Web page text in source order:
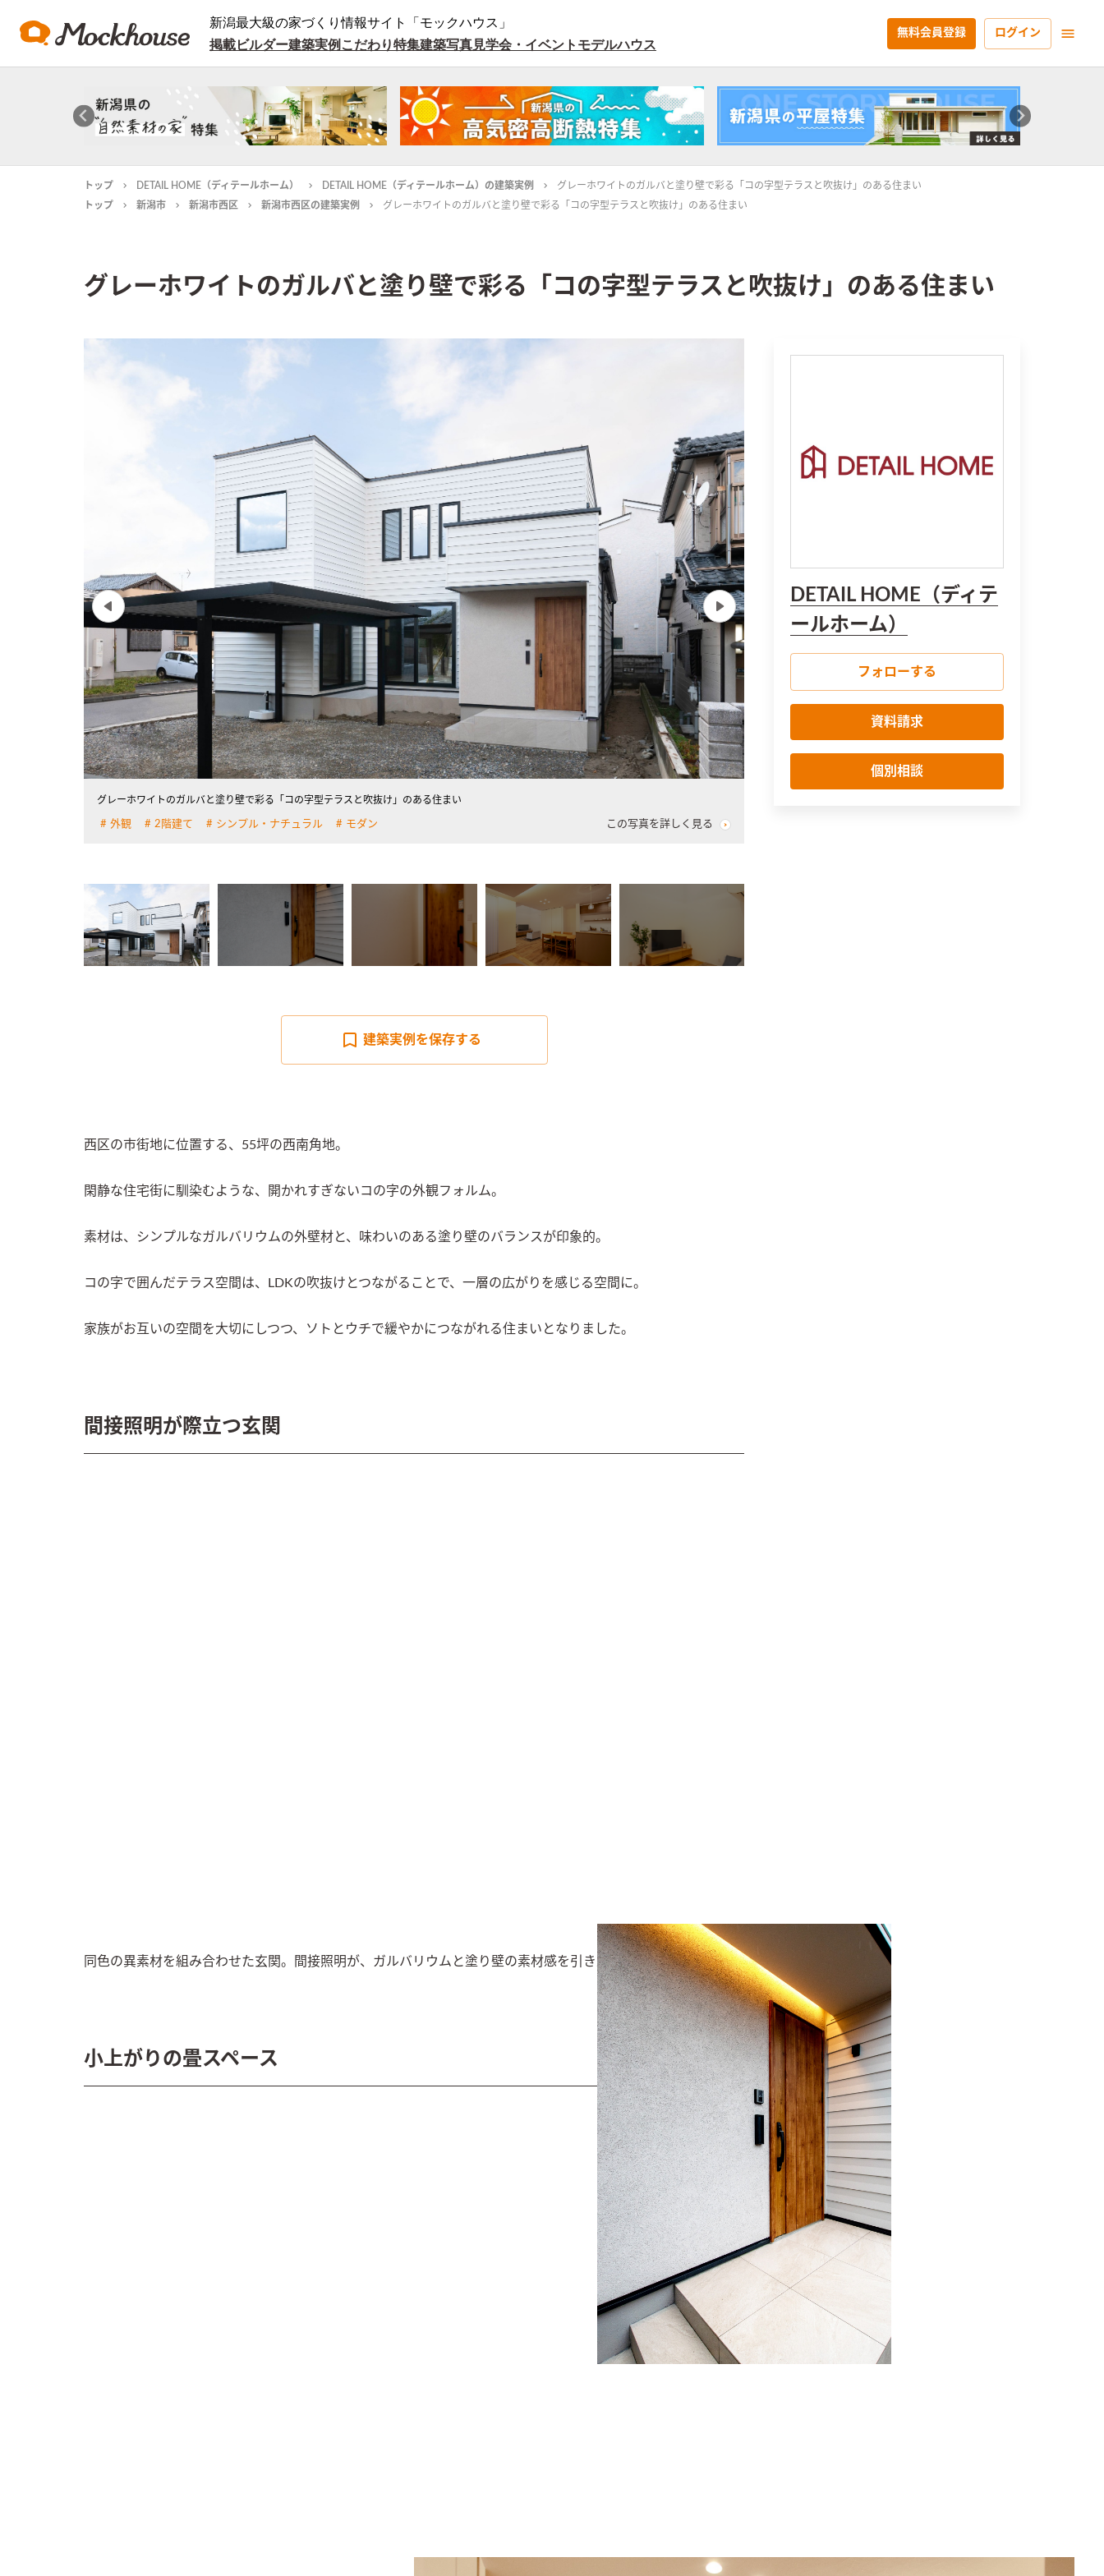
新潟最大級の家づくり情報サイト「モックハウス」
掲載ビルダー建築実例 こだわり特集建築写真見学会・イベント モデルハウス
無料会員登録 ログイン
トップ DETAIL HOME（ディテールホーム） DETAIL HOME（ディテールホーム）の建築実例
グレーホワイトのガルバと塗り壁で彩る「コの字型テラスと吹抜け」のある住まい
トップ
新潟市 新潟市西区 新潟市西区の建築実例 グレーホワイトのガルバと塗り壁で彩る「コの字型テラスと吹抜け」のある住まい
グレーホワイトのガルバと塗り壁で彩る「コの字型テラスと吹抜け」のある住まい
グレーホワイトのガルバと塗り壁で彩る「コの字型テラスと吹抜け」のある住まい
外観 2階建て シンプル・ナチュラル モダン この写真を詳しく見る
建築実例を保存する
西区の市街地に位置する、55坪の西南角地。
閑静な住宅街に馴染むような、開かれすぎないコの字の外観フォルム。
素材は、シンプルなガルバリウムの外壁材と、味わいのある塗り壁のバランスが印象的。
コの字で囲んだテラス空間は、LDKの吹抜けとつながることで、一層の広がりを感じる空間に。
家族がお互いの空間を大切にしつつ、ソトとウチで緩やかにつながれる住まいとなりました。
間接照明が際立つ玄関
同色の異素材を組み合わせた玄関。間接照明が、ガルバリウムと塗り壁の素材感を引き立てる
小上がりの畳スペース
DETAIL HOME（ディテ
ールホーム）
フォローする
資料請求
個別相談